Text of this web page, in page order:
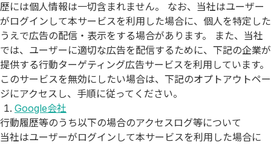
歴には個人情報は一切含まれません。 なお、当社はユーザー
がログインして本サービスを利用した場合に、個人を特定した
うえで広告の配信・表示をする場合があります。 また、当社
では、ユーザーに適切な広告を配信するために、下記の企業が
提供する行動ターゲティング広告サービスを利用しています。
このサービスを無効にしたい場合は、下記のオプトアウトペー
ジにアクセスし、手順に従ってください。
Google会社
行動履歴等のうち以下の場合のアクセスログ等について
当社はユーザーがログインして本サービスを利用した場合に